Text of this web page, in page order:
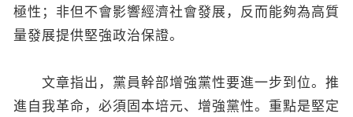
極性；非但不會影響經濟社會發展，反而能夠為高質
量發展提供堅強政治保證。
文章指出，黨員幹部增強黨性要進一步到位。推
進自我革命，必須固本培元、增強黨性。重點是堅定